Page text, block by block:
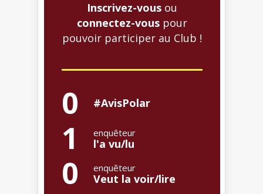
Inscrivez-vous ou
connectez-vous pour
pouvoir participer au Club !
0 #AvisPolar
1 enquêteur
l'a vu/lu
0 enquêteur
Veut la voir/lire